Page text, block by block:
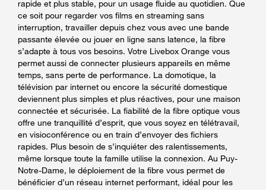
rapide et plus stable, pour un usage fluide au quotidien. Que
ce soit pour regarder vos films en streaming sans
interruption, travailler depuis chez vous avec une bande
passante élevée ou jouer en ligne sans latence, la fibre
s’adapte à tous vos besoins. Votre Livebox Orange vous
permet aussi de connecter plusieurs appareils en même
temps, sans perte de performance. La domotique, la
télévision par internet ou encore la sécurité domestique
deviennent plus simples et plus réactives, pour une maison
connectée et sécurisée. La fiabilité de la fibre optique vous
offre une tranquillité d’esprit, que vous soyez en télétravail,
en visioconférence ou en train d’envoyer des fichiers
rapides. Plus besoin de s’inquiéter des ralentissements,
même lorsque toute la famille utilise la connexion. Au Puy-
Notre-Dame, le déploiement de la fibre vous permet de
bénéficier d’un réseau internet performant, idéal pour les